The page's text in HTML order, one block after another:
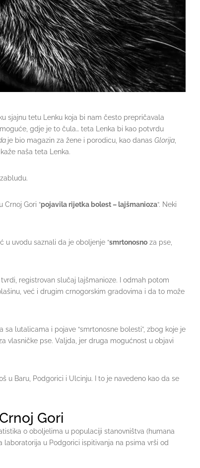
sjajnu tetu Lenku koja bi nam često prepričavala
gdje je to čula… teta Lenka bi kao potvrdu
je bio magazin za žene i porodicu, kao danas Glorija
naša teta Lenka.
Crnoj Gori “pojavila rijetka bolest – lajšmanioza“. Neki
u uvodu saznali da je oboljenje “smrtonosno za pse,
registrovan slučaj lajšmanioze. I odmah potom
već i drugim crnogorskim gradovima i da to može
lutalicama i pojave “smrtonosne bolesti”, zbog koje je
vlasničke pse. Valjda, jer druga mogućnost u objavi
u Baru, Podgorici i Ulcinju. I to je navedeno kao da se
Gori
o oboljelima u populaciji stanovništva (humana
laboratorija u Podgorici ispitivanja na psima vrši od